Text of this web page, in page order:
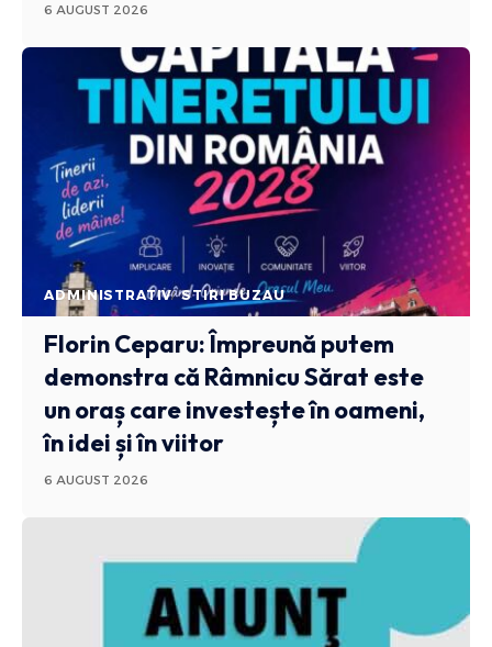
6 AUGUST 2026
ADMINISTRATIV STIRI BUZAU
Florin Ceparu: Împreună putem
demonstra că Râmnicu Sărat este
un oraș care investește în oameni,
în idei și în viitor
6 AUGUST 2026